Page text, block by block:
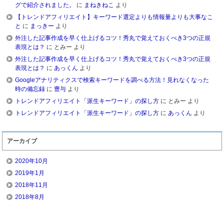
グで紹介されました。
に まねきねこ より
【トレンドアフィリエイト】キーワード選定よりも情報量よりも大事なこ
と に まっきー より
外注した記事作成を早く仕上げるコツ！秀丸で覚えておくべき3つの正規
表現とは？ に とみー より
外注した記事作成を早く仕上げるコツ！秀丸で覚えておくべき3つの正規
表現とは？ にあっくん より
Googleアナリティクスで検索キーワードを調べる方法！見れなくなった
時の備忘録 に 豊与 より
トレンドアフィリエイト「派生キーワード」の探し方 に とみー より
トレンドアフィリエイト「派生キーワード」の探し方 にあっくん より
アーカイブ
2020年10月
2019年1月
2018年11月
2018年8月